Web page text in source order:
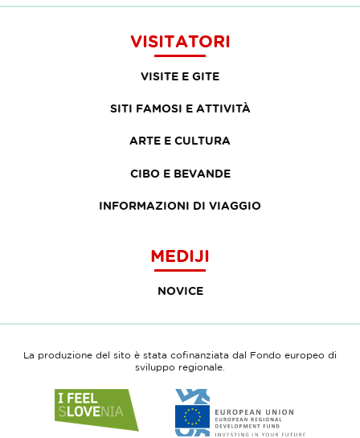
VISITATORI
VISITE E GITE
SITI FAMOSI E ATTIVITÀ
ARTE E CULTURA
CIBO E BEVANDE
INFORMAZIONI DI VIAGGIO
MEDIJI
NOVICE
La produzione del sito è stata cofinanziata dal Fondo europeo di
sviluppo regionale.
to
website
to
website